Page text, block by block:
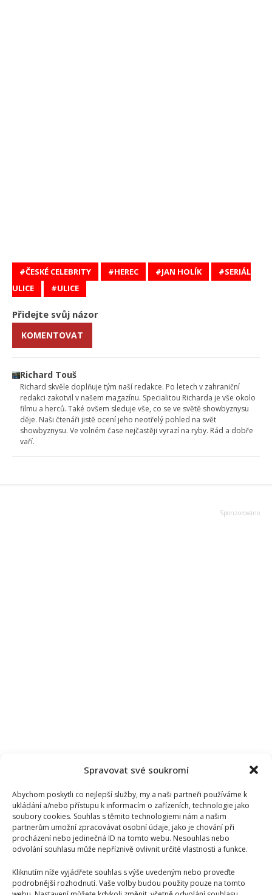
Spravovat své soukromí
Abychom poskytli co nejlepší služby, my a naši partneři používáme k
ukládání a/nebo přístupu k informacím o zařízeních, technologie jako
soubory cookies. Souhlas s těmito technologiemi nám a našim
partnerům umožní zpracovávat osobní údaje, jako je chování při
procházení nebo jedinečná ID na tomto webu. Nesouhlas nebo
odvolání souhlasu může nepříznivě ovlivnit určité vlastnosti a funkce.
Kliknutím níže vyjádřete souhlas s výše uvedeným nebo proveďte
podrobnější rozhodnutí. Vaše volby budou použity pouze na tomto
ČESKÉ CELEBRITY HEREC JAN HOLÍK
SERIÁL
ULICE
ULICE
Přidejte svůj názor
KOMENTOVAT
Richard Touš
Richard skvěle doplňuje tým naší redakce. Po letech v zahraniční
redakci zakotvil v našem magazínu. Specialitou Richarda je vše okolo
filmu a herců. Také ovšem sleduje vše, co se ve světě showbyznysu
děje. Naši čtenáři jistě ocení jeho neotřelý pohled na svět
showbyznysu. Ve volném čase nejčastěji vyrazí na ryby. Rád a dobře
vaří.